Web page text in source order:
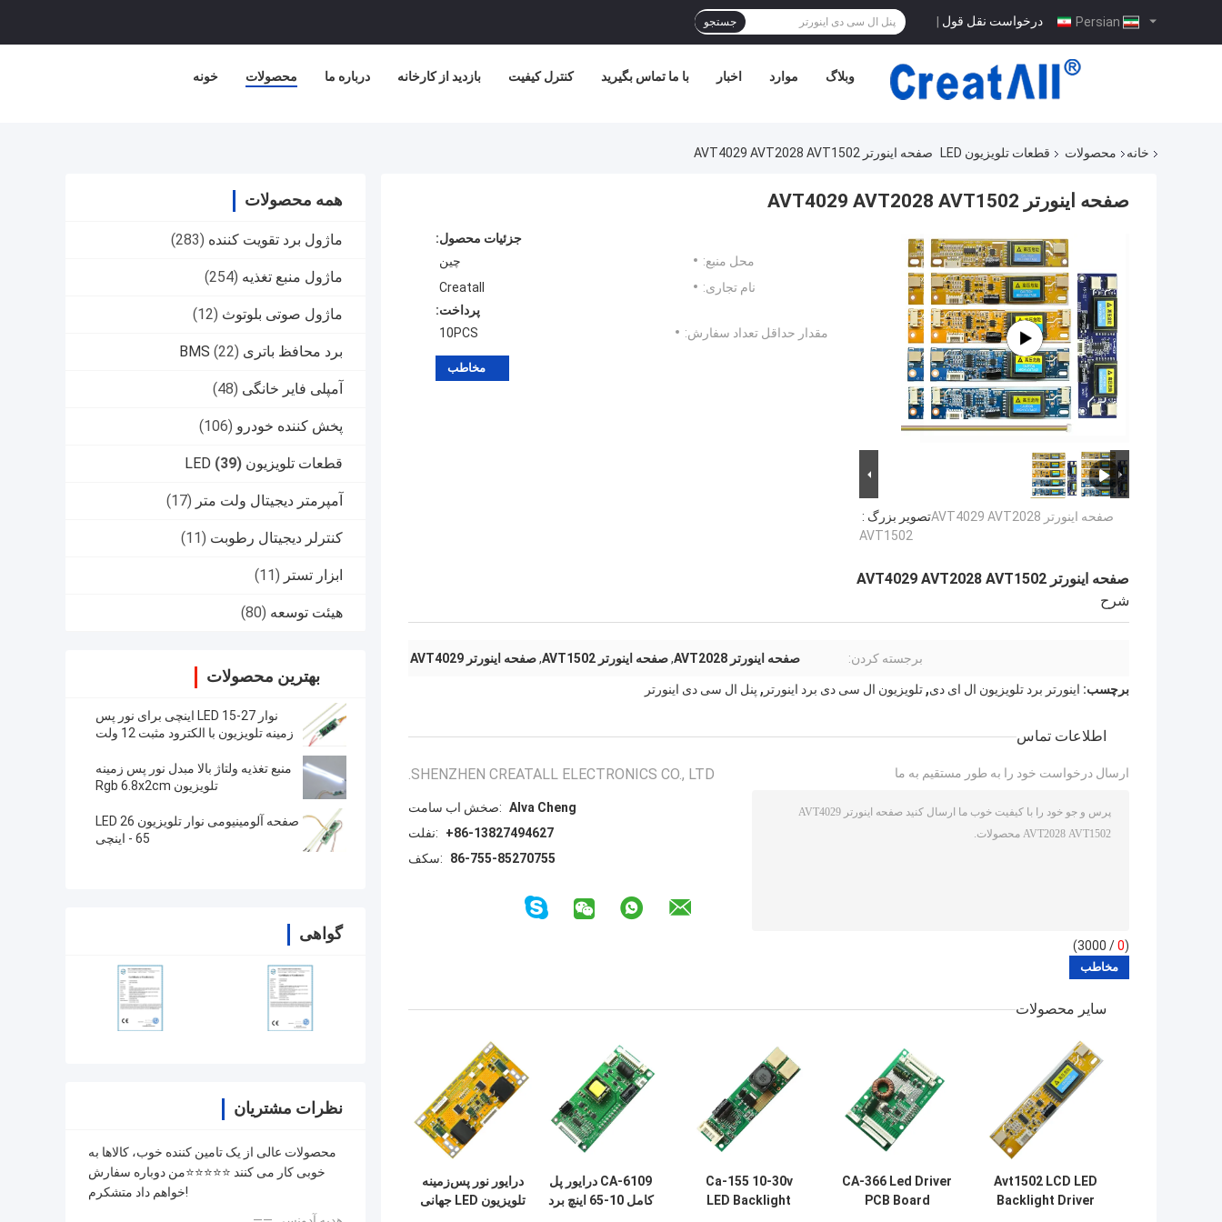
درخواست نقل قول | جستجو
خونه محصولات درباره ما بازدید از کارخانه کنترل کیفیت با ما تماس بگیرید اخبار موارد وبلاگ
خانه محصولات قطعات تلویزیون LED صفحه اینورتر AVT4029 AVT2028 AVT1502
همه محصولات
ماژول برد تقویت کننده (283)
ماژول منبع تغذیه (254)
ماژول صوتی بلوتوث (12)
برد محافظ باتری BMS (22)
آمپلی فایر خانگی (48)
پخش کننده خودرو (106)
قطعات تلویزیون LED (39)
آمپرمتر دیجیتال ولت متر (17)
کنترلر دیجیتال رطوبت (11)
ابزار تستر (11)
هیئت توسعه (80)
بهترین محصولات
نوار LED 15-27 اینچی برای نور پس
زمینه تلویزیون با الکترود مثبت 12 ولت
منبع تغذیه ولتاژ بالا مبدل نور پس زمینه
تلویزیون Rgb 6.8x2cm
صفحه آلومینیومی نوار تلویزیون LED 26
- 65 اینچی
گواهی
نظرات مشتریان
محصولات عالی از یک تامین کننده خوب، کالاها به
خوبی کار می کنند ⭐⭐⭐⭐⭐من دوباره سفارش
خواهم داد متشکرم!
صفحه اینورتر AVT4029 AVT2028 AVT1502
تصویر بزرگ :صفحه اینورتر AVT4029 AVT2028
AVT1502
جزئیات محصول:
محل منبع:
چین
نام تجاری:
Creatall
پرداخت:
مقدار حداقل تعداد سفارش:
10PCS
مخاطب
صفحه اینورتر AVT4029 AVT2028 AVT1502
شرح
برجسته کردن: صفحه اینورتر AVT2028 ,صفحه اینورتر AVT1502 ,صفحه اینورتر AVT4029
برچسب: اینورتر برد تلویزیون ال ای دی, تلویزیون ال سی دی برد اینورتر , پنل ال سی دی اینورتر
اطلاعات تماس
SHENZHEN CREATALL ELECTRONICS CO., LTD.
تماس با شخص: Alva Cheng
تلفن:
+86-13827494627
فکس:
86-755-85270755
ارسال درخواست خود را به طور مستقیم به ما
(
0
/ 3000)
سایر محصولات
Avt1502 LCD LED
Backlight Driver
CA-366 Led Driver
PCB Board
Ca-155 10-30v
LED Backlight
CA-6109 درایور پل
کامل 10-65 اینچ برد
درایور نور پس‌زمینه
تلویزیون LED جهانی